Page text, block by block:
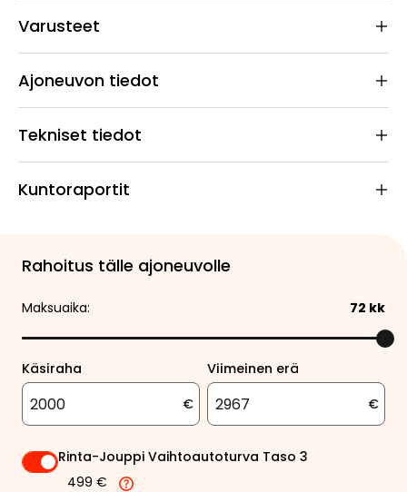
Varusteet
Ajoneuvon tiedot
Tekniset tiedot
Kuntoraportit
Rahoitus tälle ajoneuvolle
Maksuaika: 72 kk
Käsiraha
€
Viimeinen erä
€
Rinta-Jouppi Vaihtoautoturva Taso 3
499 €